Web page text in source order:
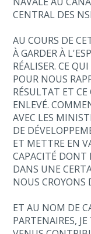
CENTRAL DES
AU COURS DE
À GARDER À
RÉALISER. CE
POUR NOUS
RÉSULTAT ET
ENLEVÉ.
AVEC LES
DE
ET METTRE EN
CAPACITÉ DONT
DANS UNE
NOUS CROYONS
ET AU NOM DE
PARTENAIRES,